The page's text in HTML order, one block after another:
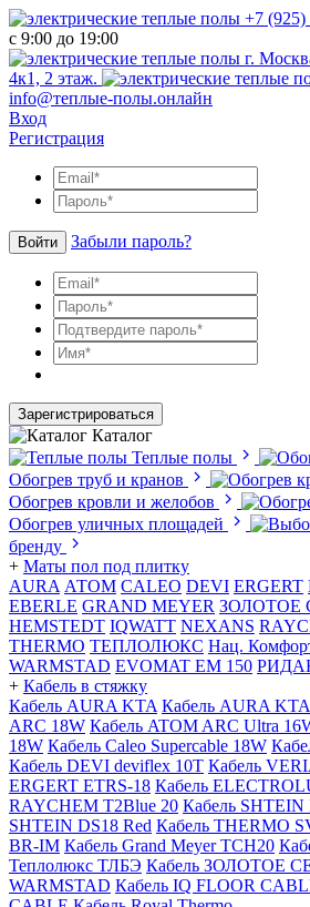
+7 (925)
с 9:00 до 19:00
г.
4к1, 2 этаж.
info@теплые-полы.онлайн
Вход
Регистрация
Войти Забыли пароль?
Зарегистрироваться
Каталог
Теплые полы
Обогрев труб и кранов
Обогрев кровли и желобов
Обогрев уличных площадей
бренду
+ Маты пол под плитку
AURA АТОМ CALEO DEVI ERGERT
EBERLE GRAND MEYER ЗОЛОТОЕ
HEMSTEDT IQWATT NEXANS
THERMO ТЕПЛОЛЮКС Нац.
WARMSTAD EVOMAT EM 150
+ Кабель в стяжку
Кабель AURA KTA Кабель AURA
ARC 18W Кабель ATOM ARC Ultra
18W Кабель Caleo Supercable 18W
Кабель DEVI deviflex 10T Кабель
ERGERT ETRS-18 Кабель
RAYCHEM T2Blue 20 Кабель SHTEIN
SHTEIN DS18 Red Кабель THERMO
BR-IM Кабель Grand Meyer TCH20
Теплолюкс ТЛБЭ Кабель ЗОЛОТОЕ
WARMSTAD Кабель IQ FLOOR